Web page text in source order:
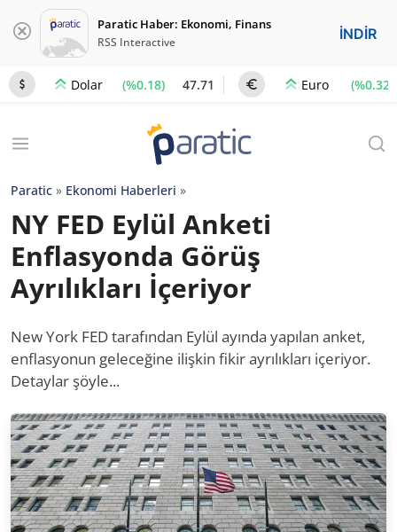
Paratic Haber: Ekonomi, Finans
RSS Interactive İNDİR
Dolar (%0.18) 47.71 Euro (%0.32)
Paratic » Ekonomi Haberleri »
NY FED Eylül Anketi
Enflasyonda Görüş
Ayrılıkları İçeriyor
New York FED tarafından Eylül ayında yapılan anket,
enflasyonun geleceğine ilişkin fikir ayrılıkları içeriyor.
Detaylar şöyle...